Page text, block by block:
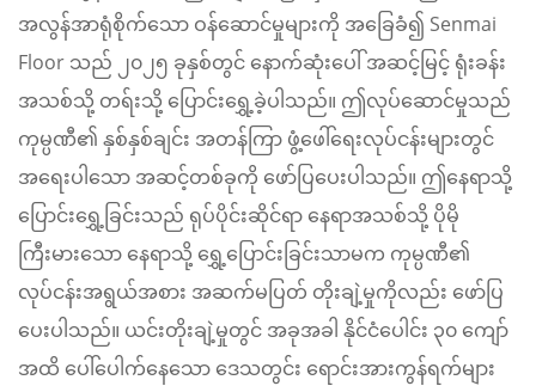
အလွန်အာရုံစိုက်သော ဝန်ဆောင်မှုများကို အခြေခံ၍ Senmai
Floor သည် ၂၀၂၅ ခုနှစ်တွင် နောက်ဆုံးပေါ် အဆင့်မြင့် ရုံးခန်း
အသစ်သို့ တရ်းသို့ ပြောင်းရွှေ့ခဲ့ပါသည်။ ဤလုပ်ဆောင်မှုသည်
ကုမ္ပဏီ၏ နှစ်နှစ်ချင်း အတန်ကြာ ဖွံ့ဖေါ်ရေးလုပ်ငန်းများတွင်
အရေးပါသော အဆင့်တစ်ခုကို ဖော်ပြပေးပါသည်။ ဤနေရာသို့
ပြောင်းရွှေ့ခြင်းသည် ရုပ်ပိုင်းဆိုင်ရာ နေရာအသစ်သို့ ပိုမို
ကြီးမားသော နေရာသို့ ရွှေ့ပြောင်းခြင်းသာမက ကုမ္ပဏီ၏
လုပ်ငန်းအရွယ်အစား အဆက်မပြတ် တိုးချဲ့မှုကိုလည်း ဖော်ပြ
ပေးပါသည်။ ယင်းတိုးချဲ့မှုတွင် အခုအခါ နိုင်ငံပေါင်း ၃၀ ကျော်
အထိ ပေါ်ပေါက်နေသော ဒေသတွင်း ရောင်းအားကွန်ရက်များ